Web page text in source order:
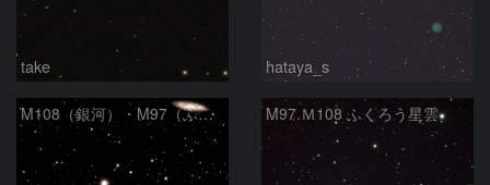
take hataya_s
M108（銀河）・M97（ふくろう星雲） M97.Ｍ108 ふくろう星雲